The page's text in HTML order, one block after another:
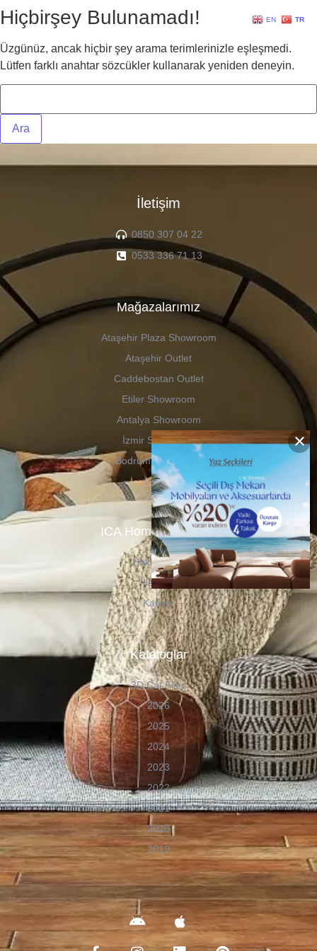
×
Hiçbirşey Bulunamadı!
Üzgünüz, ancak hiçbir şey arama terimlerinizle eşleşmedi.
Lütfen farklı anahtar sözcükler kullanarak yeniden deneyin.
İletişim
0850 307 04 22
0533 336 71 13
Mağazalarımız
Ataşehir Plaza Showroom
Ataşehir Outlet
Caddebostan Outlet
Etiler Showroom
Antalya Showroom
İzmir Showroom
Bodrum Showroom
İca Shop
ICA Home & Garden
Hakkımızda
İletişim
Kariyer
Kataloglar
3D Cat Files
2026
2025
2024
2023
2022
2021
2020
2019
EN TR